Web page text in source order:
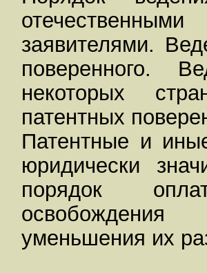
заявителями.
поверенного.
некоторых
патентных
Патентные и
юридически
порядок
уменьшения их